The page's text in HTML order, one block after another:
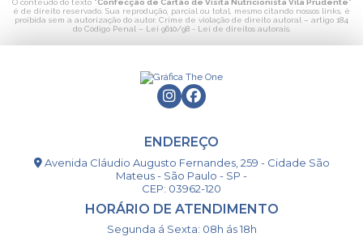
O conteúdo do texto "Confecção de Cartão de Visita Nutricionista Vila Prudente"
é de direito reservado. Sua reprodução, parcial ou total, mesmo citando nossos links, é
proibida sem a autorização do autor. Crime de violação de direito autoral – artigo 184
do Código Penal – Lei 9610/98 - Lei de direitos autorais.
ENDEREÇO
Avenida Cláudio Augusto Fernandes, 259 - Cidade São
Mateus - São Paulo - SP -
CEP: 03962-120
HORÁRIO DE ATENDIMENTO
Segunda á Sexta: 08h ás 18h